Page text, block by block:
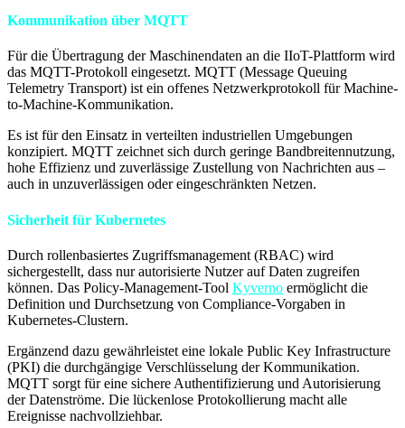
Kommunikation über MQTT
Für die Übertragung der Maschinendaten an die IIoT-Plattform wird
das MQTT-Protokoll eingesetzt. MQTT (Message Queuing
Telemetry Transport) ist ein offenes Netzwerkprotokoll für Machine-
to-Machine-Kommunikation.
Es ist für den Einsatz in verteilten industriellen Umgebungen
konzipiert. MQTT zeichnet sich durch geringe Bandbreitennutzung,
hohe Effizienz und zuverlässige Zustellung von Nachrichten aus –
auch in unzuverlässigen oder eingeschränkten Netzen.
Sicherheit für Kubernetes
Durch rollenbasiertes Zugriffsmanagement (RBAC) wird
sichergestellt, dass nur autorisierte Nutzer auf Daten zugreifen
können. Das Policy-Management-Tool Kyverno ermöglicht die
Definition und Durchsetzung von Compliance-Vorgaben in
Kubernetes-Clustern.
Ergänzend dazu gewährleistet eine lokale Public Key Infrastructure
(PKI) die durchgängige Verschlüsselung der Kommunikation.
MQTT sorgt für eine sichere Authentifizierung und Autorisierung
der Datenströme. Die lückenlose Protokollierung macht alle
Ereignisse nachvollziehbar.